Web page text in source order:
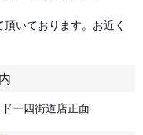
いております。お近く
ー四街道店正面